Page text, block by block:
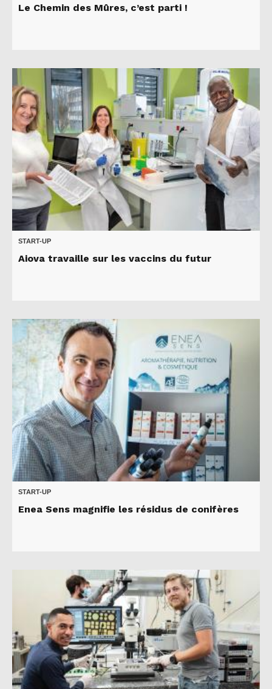
Le Chemin des Mûres, c’est parti !
START-UP
Aiova travaille sur les vaccins du futur
START-UP
Enea Sens magnifie les résidus de conifères